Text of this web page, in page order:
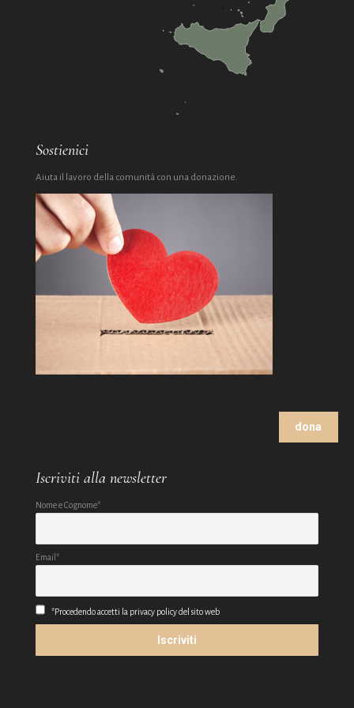
Sostienici
Aiuta il lavoro della comunità con una donazione.
dona
Iscriviti alla newsletter
Nome e Cognome*
Email*
*Procedendo accetti la privacy policy del sito web